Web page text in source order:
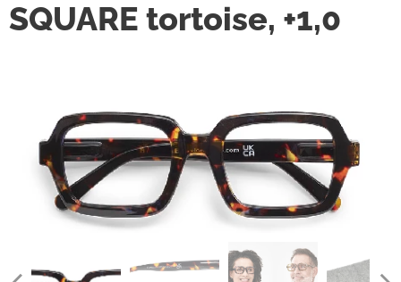
SQUARE tortoise, +1,0